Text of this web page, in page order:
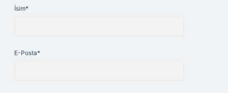
İsim*
E-Posta*